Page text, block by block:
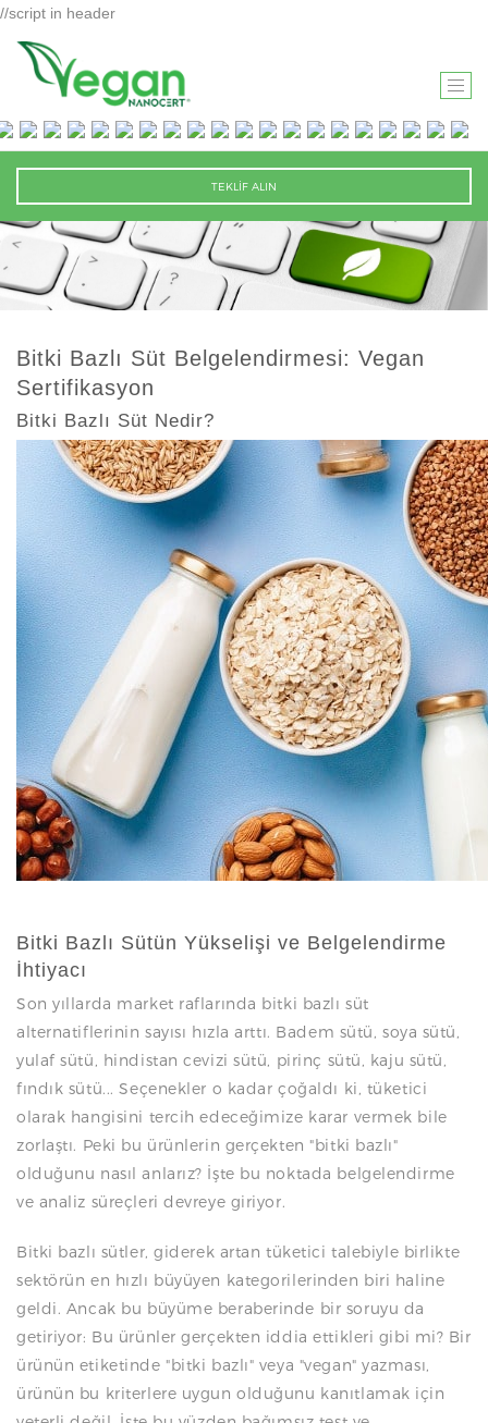
//script in header
T
O
G
G
L
N
A
V
I
O
N
TEKLİF ALIN
Bitki Bazlı Süt Belgelendirmesi: Vegan
Sertifikasyon
Bitki Bazlı Süt Nedir?
Bitki Bazlı Sütün Yükselişi ve Belgelendirme
İhtiyacı
Son yıllarda market raflarında bitki bazlı süt
alternatiflerinin sayısı hızla arttı. Badem sütü, soya sütü,
yulaf sütü, hindistan cevizi sütü, pirinç sütü, kaju sütü,
fındık sütü... Seçenekler o kadar çoğaldı ki, tüketici
olarak hangisini tercih edeceğimize karar vermek bile
zorlaştı. Peki bu ürünlerin gerçekten "bitki bazlı"
olduğunu nasıl anlarız? İşte bu noktada belgelendirme
ve analiz süreçleri devreye giriyor.
Bitki bazlı sütler, giderek artan tüketici talebiyle birlikte
sektörün en hızlı büyüyen kategorilerinden biri haline
geldi. Ancak bu büyüme beraberinde bir soruyu da
getiriyor: Bu ürünler gerçekten iddia ettikleri gibi mi? Bir
ürünün etiketinde "bitki bazlı" veya "vegan" yazması,
ürünün bu kriterlere uygun olduğunu kanıtlamak için